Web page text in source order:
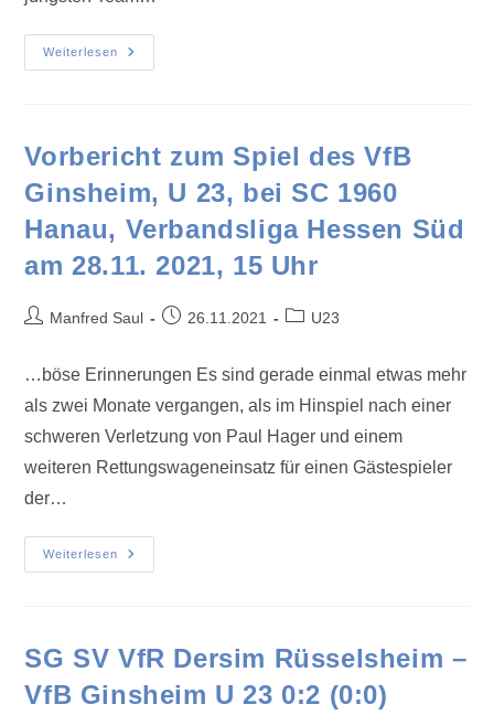
Weiterlesen
Vorbericht zum Spiel des VfB
Ginsheim, U 23, bei SC 1960
Hanau, Verbandsliga Hessen Süd
am 28.11. 2021, 15 Uhr
Manfred Saul 26.11.2021 U23
…böse Erinnerungen Es sind gerade einmal etwas mehr
als zwei Monate vergangen, als im Hinspiel nach einer
schweren Verletzung von Paul Hager und einem
weiteren Rettungswageneinsatz für einen Gästespieler
der…
Weiterlesen
SG SV VfR Dersim Rüsselsheim –
VfB Ginsheim U 23 0:2 (0:0)